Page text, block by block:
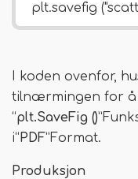
plt.savefig
I koden ovenfor,
tilnærmingen for å
“plt.SaveFig ()
i“PDF”Format.
Produksjon